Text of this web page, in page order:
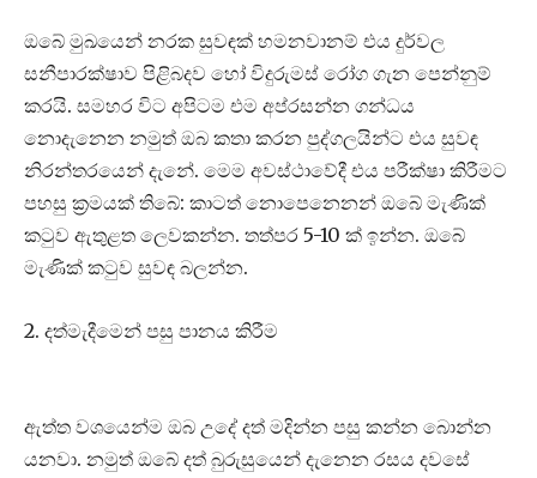
ඔබේ මුඛයෙන් නරක සුවඳක් හමනවානම් එය දුර්වල
සනීපාරක්ෂාව පිළිබදව හෝ විදුරුමස් රෝග ගැන පෙන්නුම්
කරයි. සමහර විට අපිටම එම අප්රසන්න ගන්ධය
නොදැනෙන නමුත් ඔබ කතා කරන පුද්ගලයින්ට එය සුවඳ
නිරන්තරයෙන් දැනේ. මෙම අවස්ථාවේදී එය පරීක්ෂා කිරීමට
පහසු ක්‍රමයක් තිබේ: කාටත් නොපෙනෙනන් ඔබේ මැණික්
කටුව ඇතුළත ලෙවකන්න. තත්පර 5-10 ක් ඉන්න. ඔබේ
මැණික් කටුව සුවඳ බලන්න.
2. දත්මැදීමෙන් පසු පානය කිරීම
ඇත්ත වශයෙන්ම ඔබ උදේ දත් මදින්න පසු කන්න බොන්න
යනවා. නමුත් ඔබේ දත් බුරුසුයෙන් දැනෙන රසය දවසේ